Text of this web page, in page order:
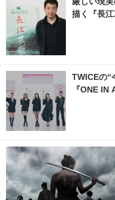
描く『長
TWICEの“
『ONE IN